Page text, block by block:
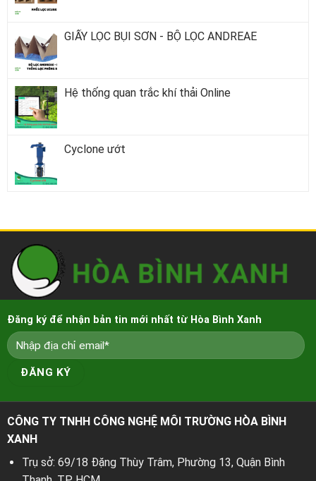
GIẤY LỌC BỤI SƠN - BỘ LỌC ANDREAE
Hệ thống quan trắc khí thải Online
Cyclone ướt
Đăng ký để nhận bản tin mới nhất từ Hòa Bình Xanh
CÔNG TY TNHH CÔNG NGHỆ MÔI TRƯỜNG HÒA BÌNH
XANH
Trụ sở: 69/18 Đặng Thùy Trâm, Phường 13, Quận Bình